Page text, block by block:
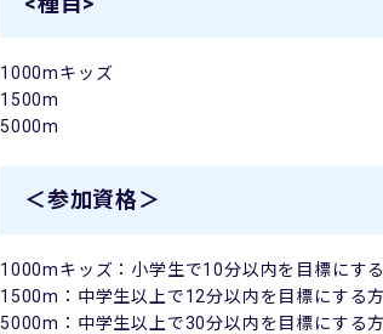
1000mキッズ
1500m
5000m
＜参加資格＞
1000mキッズ：小学生で10分以内を目標にす
1500m：中学生以上で12分以内を目標にする方
5000m：中学生以上で30分以内を目標にする方